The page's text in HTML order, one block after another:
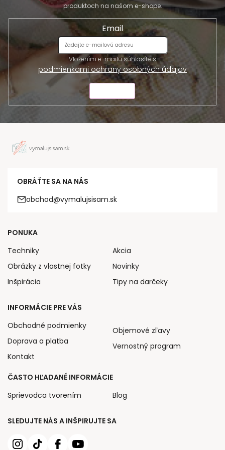
produktoch na našom e-shope.
Email
Vložením e-mailu súhlasíte s
podmienkami ochrany osobných údajov
OBRÁŤTE SA NA NÁS
obchod@vymalujsisam.sk
SLEDUJTE NÁS A INŠPIRUJTE SA
PONUKA
Techniky
Obrázky z vlastnej fotky
Inšpirácia
Akcia
Novinky
Tipy na darčeky
INFORMÁCIE PRE VÁS
Obchodné podmienky
Doprava a platba
Kontakt
Objemové zľavy
Vernostný program
ČASTO HĽADANÉ INFORMÁCIE
Sprievodca tvorením
Blog